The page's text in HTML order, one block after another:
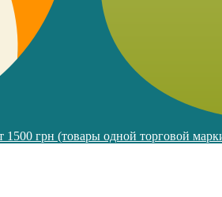
1500 грн (товары одной торговой